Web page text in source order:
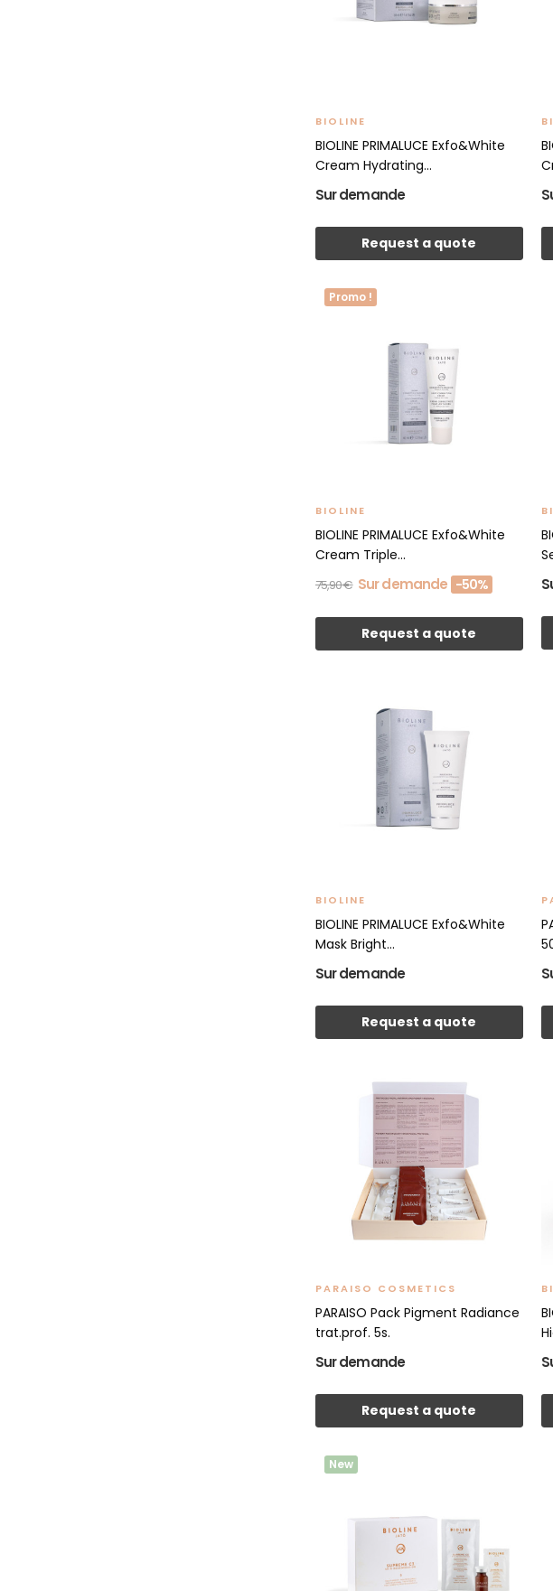
BIOLINE
BIOLINE PRIMALUCE Exfo&White
Cream Hydrating...
Sur demande
Request a quote
Promo !
BIOLINE
BIOLINE PRIMALUCE Exfo&White
Cream Triple...
75,90 € Sur demande -50%
Request a quote
BIOLINE
BIOLINE PRIMALUCE Exfo&White
Mask Bright...
Sur demande
Request a quote
PARAISO COSMETICS
PARAISO Pack Pigment Radiance
trat.prof. 5s.
Sur demande
Request a quote
New